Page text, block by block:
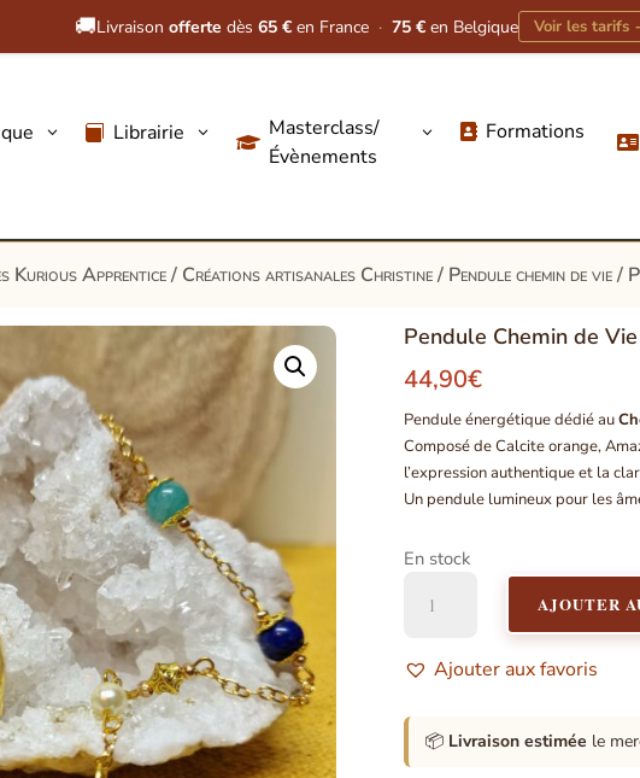
🚚Livraison offerte dès 65 € en France · 75 € en Belgique Voir les tarifs
3  Librairie 3

Masterclass/
Évènements
3  Formations 
Kurious Apprentice/ Créations artisanales Christine/ Pendule chemin de vie/
Pendule Chemin de
44,90€
Pendule énergétique dédié au
Composé de Calcite orange,
l’expression authentique et la
Un pendule lumineux pour les
En stock
Chemin
Vie
AJOUTER
Ajouter aux favoris
📦 Livraison estimée le